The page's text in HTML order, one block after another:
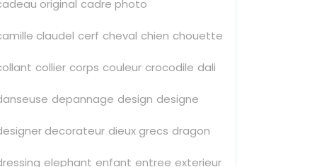
original cadre photo
claudel cerf cheval chien chouette
collier corps couleur crocodile dali
depannage design designe
decorateur dieux grecs dragon
elephant enfant entree exterieur